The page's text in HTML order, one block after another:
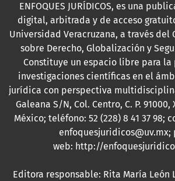
ENFOQUES JURÍDICOS, es una
digital, arbitrada y de acceso
Universidad Veracruzana, a través del
sobre Derecho, Globalización y
Constituye un espacio libre para
investigaciones científicas en el
jurídica con perspectiva
Galeana S/N, Col. Centro, C. P.
México; teléfono: 52 (228) 8 41 37 98;
enfoquesjuridicos@uv.mx;
web: http://
Editora responsable: Rita María León